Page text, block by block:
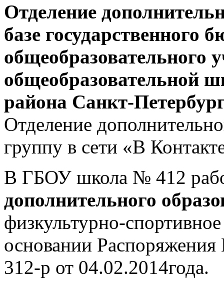
Отделение
базе государственного
общеобразовательного
общеобразовательной
района Санкт-
Отделение
группу в сети «В
В ГБОУ школа № 412
дополнительного
физкультурно-
основании
312-р от 04.02.2014года.